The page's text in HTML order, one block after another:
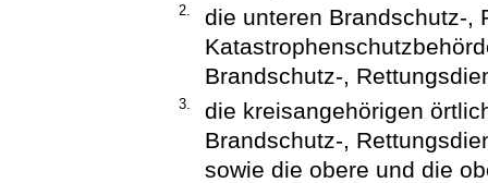
2.
die unteren Brandschutz-,
Brandschutz-,
3.
die kreisangehörigen
Brandschutz-,
sowie die obere und die